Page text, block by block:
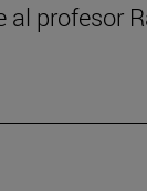
al profesor